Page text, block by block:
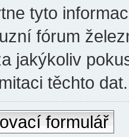
tyto
fórum
jakýkoliv
těchto dat.
formulář